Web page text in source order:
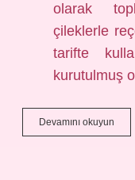
olarak
çileklerle
tarifte
kurutulmuş
Devamını okuyun
Çileği